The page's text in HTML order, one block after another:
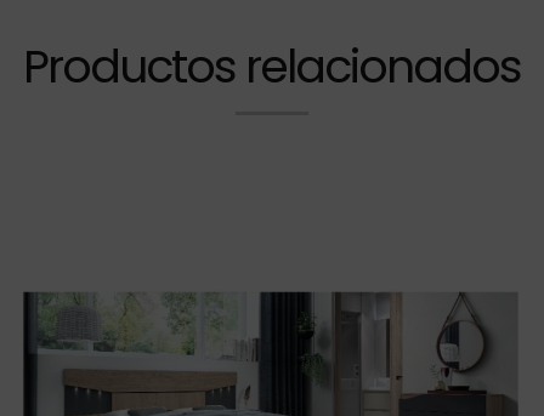
Productos relacionados